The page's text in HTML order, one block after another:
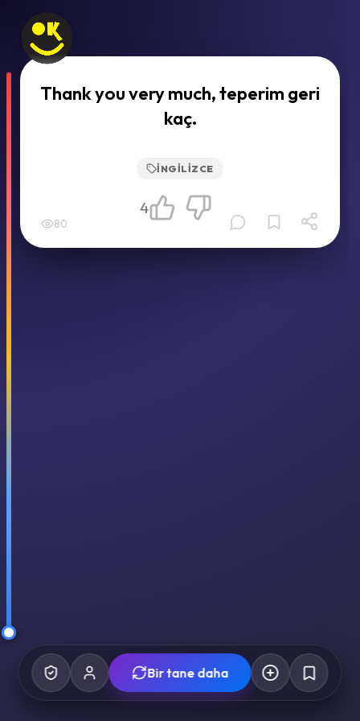
Thank you very much, teperim geri
kaç.
İNGILIZCE
80
4
Bir tane daha